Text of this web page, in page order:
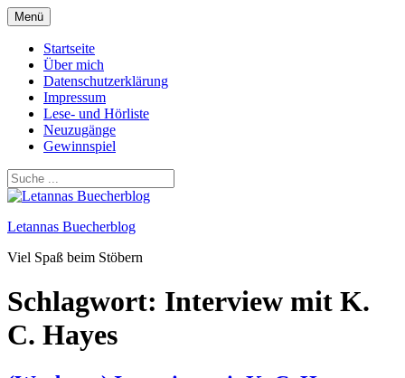
Zum
Inhalt
springen
Menü
Startseite
Über mich
Datenschutzerklärung
Impressum
Lese- und Hörliste
Neuzugänge
Gewinnspiel
Letannas Buecherblog
Viel Spaß beim Stöbern
Schlagwort: Interview mit K.
C. Hayes